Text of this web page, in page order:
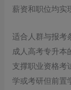
薪资和职位均实
适合人群与报考
成人高考专升本
支撑职业资格考
学或考研但前置